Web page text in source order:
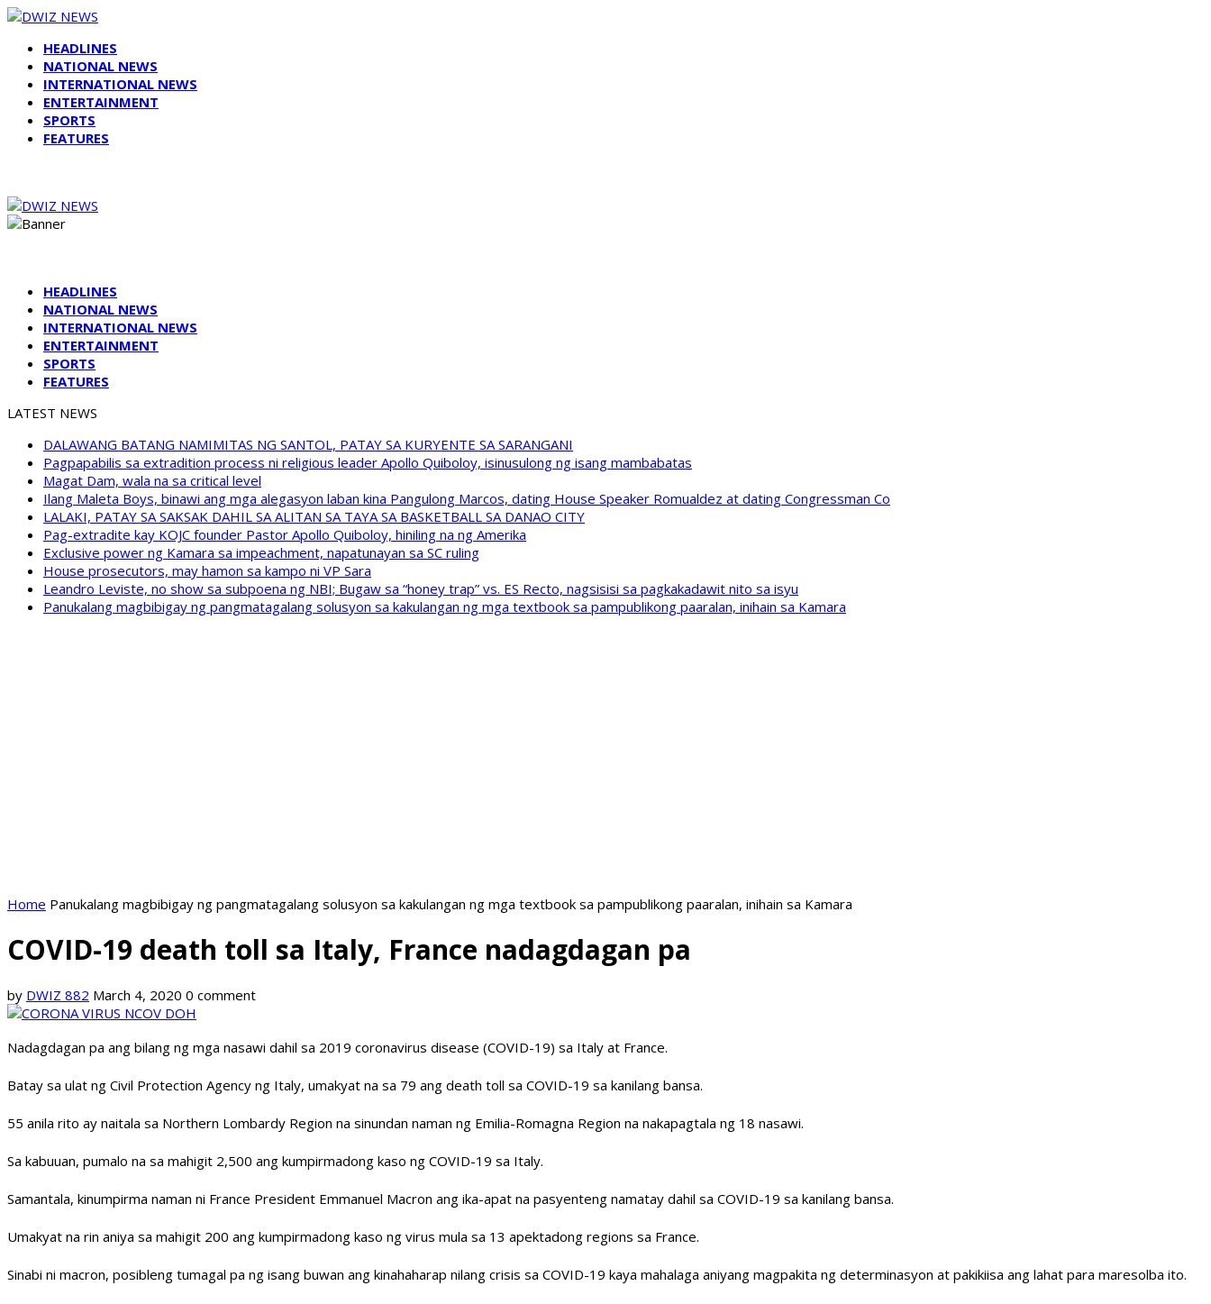
HEADLINES
NATIONAL NEWS
INTERNATIONAL NEWS
ENTERTAINMENT
SPORTS
FEATURES
HEADLINES
NATIONAL NEWS
INTERNATIONAL NEWS
ENTERTAINMENT
SPORTS
FEATURES
LATEST NEWS
DALAWANG BATANG NAMIMITAS NG SANTOL, PATAY SA KURYENTE SA SARANGANI
Pagpapabilis sa extradition process ni religious leader Apollo Quiboloy, isinusulong ng isang mambabatas
Magat Dam, wala na sa critical level
Ilang Maleta Boys, binawi ang mga alegasyon laban kina Pangulong Marcos, dating House Speaker Romualdez at dating Congressman Co
LALAKI, PATAY SA SAKSAK DAHIL SA ALITAN SA TAYA SA BASKETBALL SA DANAO CITY
Pag-extradite kay KOJC founder Pastor Apollo Quiboloy, hiniling na ng Amerika
Exclusive power ng Kamara sa impeachment, napatunayan sa SC ruling
House prosecutors, may hamon sa kampo ni VP Sara
Leandro Leviste, no show sa subpoena ng NBI; Bugaw sa “honey trap” vs. ES Recto, nagsisisi sa pagkakadawit nito sa isyu
Panukalang magbibigay ng pangmatagalang solusyon sa kakulangan ng mga textbook sa pampublikong paaralan, inihain sa Kamara
Home Panukalang magbibigay ng pangmatagalang solusyon sa kakulangan ng mga textbook sa pampublikong paaralan, inihain sa Kamara
COVID-19 death toll sa Italy, France nadagdagan pa
by DWIZ 882 March 4, 2020 0 comment
Nadagdagan pa ang bilang ng mga nasawi dahil sa 2019 coronavirus disease (COVID-19) sa Italy at France.
Batay sa ulat ng Civil Protection Agency ng Italy, umakyat na sa 79 ang death toll sa COVID-19 sa kanilang bansa.
55 anila rito ay naitala sa Northern Lombardy Region na sinundan naman ng Emilia-Romagna Region na nakapagtala ng 18 nasawi.
Sa kabuuan, pumalo na sa mahigit 2,500 ang kumpirmadong kaso ng COVID-19 sa Italy.
Samantala, kinumpirma naman ni France President Emmanuel Macron ang ika-apat na pasyenteng namatay dahil sa COVID-19 sa kanilang bansa.
Umakyat na rin aniya sa mahigit 200 ang kumpirmadong kaso ng virus mula sa 13 apektadong regions sa France.
Sinabi ni macron, posibleng tumagal pa ng isang buwan ang kinahaharap nilang crisis sa COVID-19 kaya mahalaga aniyang magpakita ng determinasyon at pakikiisa ang lahat para maresolba ito.